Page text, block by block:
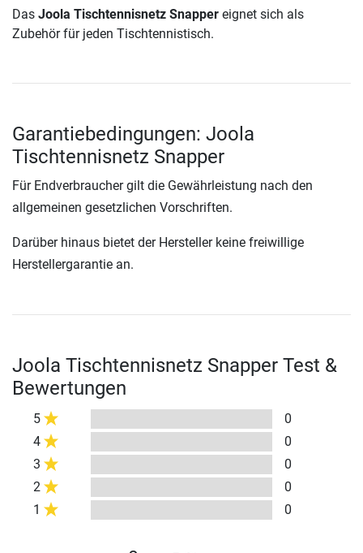
Das Joola Tischtennisnetz Snapper eignet sich als
Zubehör für jeden Tischtennistisch.
Garantiebedingungen: Joola
Tischtennisnetz Snapper
Für Endverbraucher gilt die Gewährleistung nach den
allgemeinen gesetzlichen Vorschriften.
Darüber hinaus bietet der Hersteller keine freiwillige
Herstellergarantie an.
Joola Tischtennisnetz Snapper Test &
Bewertungen
5
0
4
0
3
0
2
0
1
0